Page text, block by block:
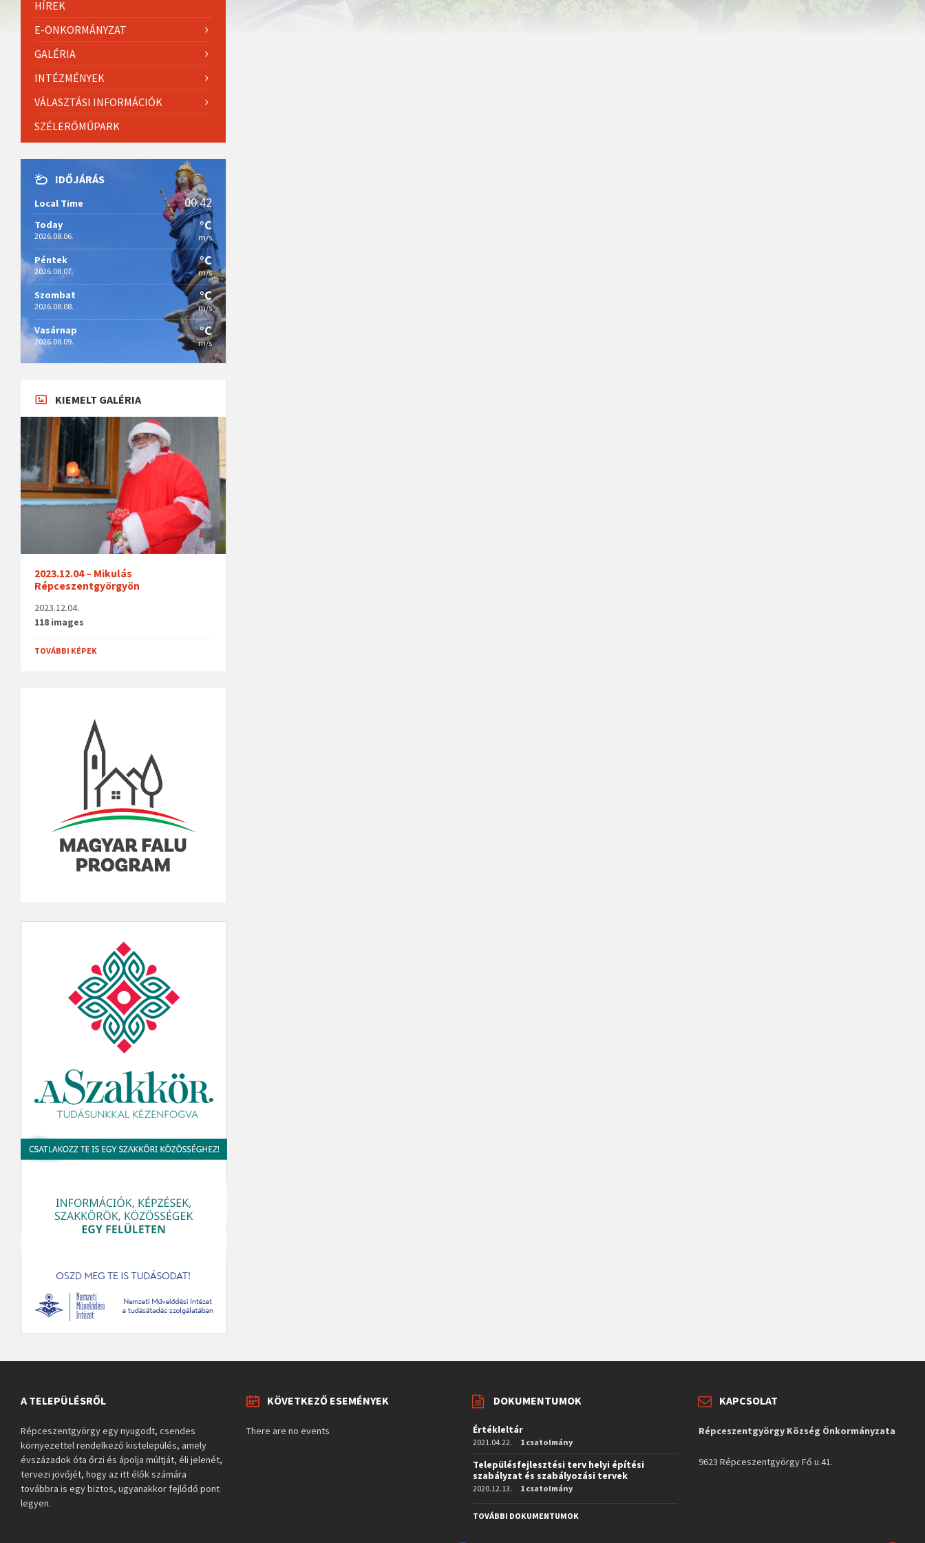
HÍREK
E-ÖNKORMÁNYZAT
GALÉRIA
INTÉZMÉNYEK
VÁLASZTÁSI INFORMÁCIÓK
SZÉLERŐMŰPARK
IDŐJÁRÁS
Local Time 00:42
Today
2026.08.06.
°C
m/s
Péntek
2026.08.07.
°C
m/s
Szombat
2026.08.08.
°C
m/s
Vasárnap
2026.08.09.
°C
m/s
KIEMELT GALÉRIA
2023.12.04 – Mikulás
Répceszentgyörgyön
2023.12.04.
118 images
TOVÁBBI KÉPEK
A TELEPÜLÉSRŐL
Répceszentgyörgy egy nyugodt, csendes
környezettel rendelkező kistelepülés, amely
évszázadok óta őrzi és ápolja múltját, éli jelenét,
tervezi jövőjét, hogy az itt élők számára
továbbra is egy biztos, ugyanakkor fejlődő pont
legyen.
KÖVETKEZŐ ESEMÉNYEK
There are no events
DOKUMENTUMOK
Értékleltár
2021.04.22. 1 csatolmány
Településfejlesztési terv helyi építési
szabályzat és szabályozási tervek
2020.12.13. 1 csatolmány
TOVÁBBI DOKUMENTUMOK
KAPCSOLAT
Répceszentgyörgy Község Önkormányzata
9623 Répceszentgyörgy Fő u.41.